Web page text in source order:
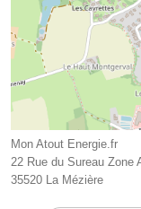
Mon Atout Energie.fr
22 Rue du Sureau Zone
35520 La Mézière